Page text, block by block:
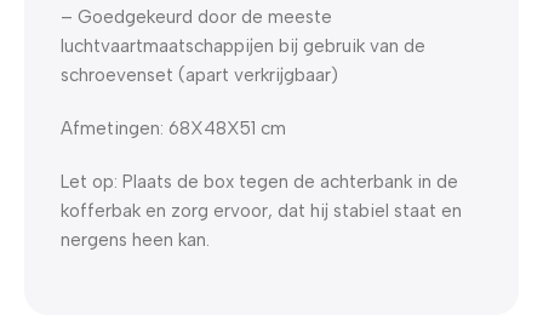
– Goedgekeurd door de meeste
luchtvaartmaatschappijen bij gebruik van de
schroevenset (apart verkrijgbaar)
Afmetingen: 68X48X51 cm
Let op: Plaats de box tegen de achterbank in de
kofferbak en zorg ervoor, dat hij stabiel staat en
nergens heen kan.